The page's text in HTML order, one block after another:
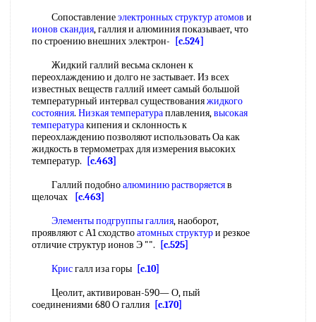
Сопоставлениеэлектронных структур атомов и
ионов скандия, галлия и алюминия показывает, что
по строению внешних электрон-
[c.524]
Жидкий галлий весьма склонен к
переохлаждению и долго не застывает. Из всех
известных веществ галлий имеет самый большой
температурный интервал существованияжидкого
состояния. Низкая температураплавления,высокая
температуракипения и склонность к
переохлаждению позволяют использовать Оа как
жидкость в термометрах для измерения высоких
температур.
[c.463]
Галлий подобноалюминию растворяетсяв
щелочах
[c.463]
Элементы подгруппы галлия, наоборот,
проявляют с А1 сходствоатомных структури резкое
отличие структур ионов Э "".
[c.525]
Крисгалл иза горы [c.10]
Цеолит, активирован-590— О, пый
соединениями 680 О галлия [c.170]